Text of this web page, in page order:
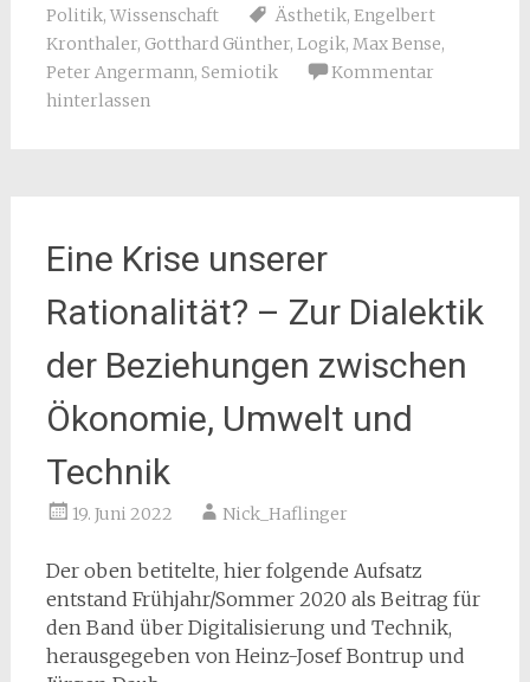
Politik, Wissenschaft Ästhetik, Engelbert
Kronthaler, Gotthard Günther, Logik, Max Bense,
Peter Angermann, Semiotik
Kommentar
hinterlassen
Eine Krise unserer
Rationalität? – Zur Dialektik
der Beziehungen zwischen
Ökonomie, Umwelt und
Technik
19. Juni 2022 Nick_Haflinger
Der oben betitelte, hier folgende Aufsatz
entstand Frühjahr/Sommer 2020 als Beitrag für
den Band über Digitalisierung und Technik,
herausgegeben von Heinz-Josef Bontrup und